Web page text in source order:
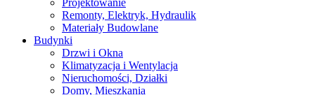
Projektowanie
Remonty, Elektryk, Hydraulik
Materiały Budowlane
Budynki
Drzwi i Okna
Klimatyzacja i Wentylacja
Nieruchomości, Działki
Domy, Mieszkania